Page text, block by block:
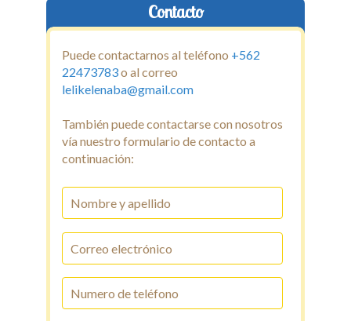
Contacto
Puede contactarnos al teléfono +562
22473783o al correo
lelikelenaba@gmail.com
También puede contactarse con nosotros
vía nuestro formulario de contacto a
continuación: